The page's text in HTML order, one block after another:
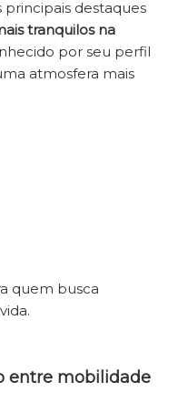
principais destaques
tranquilos na
por seu perfil
atmosfera mais
quem busca
entre mobilidade